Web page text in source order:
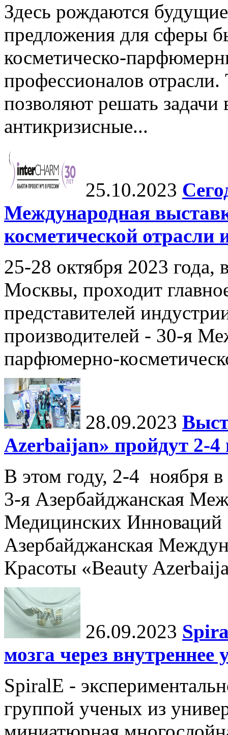
Здесь рождаются
предложения для сферы
косметическо-
профессионалов
позволяют решать
антикризисные...
25.10.2023
Международная
косметической
25-28 октября 2023 года,
Москвы, проходит
представителей
производителей - 30-я
парфюмерно-
28.09.2023
Azerbaijan» пройдут 2-4
В этом году, 2-4 ноября
3-я Азербайджанская
Медицинских Инноваций
Азербайджанская
Красоты «Beauty
26.09.2023
мозга через внутреннее
SpiralE -
группой ученых из